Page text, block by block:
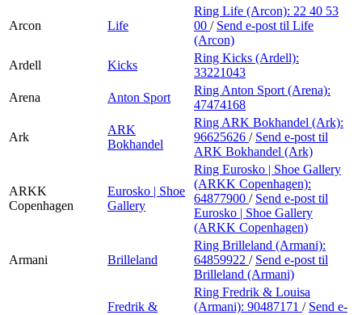
Arcon Life
Ring Life (Arcon): 22 40 53
00 / Send e-post til Life
(Arcon)
Ardell
Kicks
Ring Kicks (Ardell):
33221043
Arena
Anton Sport
Ring Anton Sport (Arena):
47474168
Ark
ARK
Bokhandel
Ring ARK Bokhandel (Ark):
96625626 / Send e-post til
ARK Bokhandel (Ark)
ARKK
Copenhagen
Eurosko | Shoe
Gallery
Ring Eurosko | Shoe Gallery
(ARKK Copenhagen):
64877900 / Send e-post til
Eurosko | Shoe Gallery
(ARKK Copenhagen)
Armani Brilleland
Ring Brilleland (Armani):
64859922 / Send e-post til
Brilleland (Armani)
Fredrik &
Ring Fredrik & Louisa
(Armani): 90487171 / Send e-